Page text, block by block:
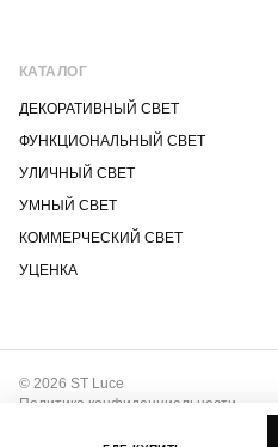
КАТАЛОГ
ДЕКОРАТИВНЫЙ СВЕТ
ФУНКЦИОНАЛЬНЫЙ СВЕТ
УЛИЧНЫЙ СВЕТ
УМНЫЙ СВЕТ
КОММЕРЧЕСКИЙ СВЕТ
УЦЕНКА
© 2026 ST Luce
Политика конфиденциальности